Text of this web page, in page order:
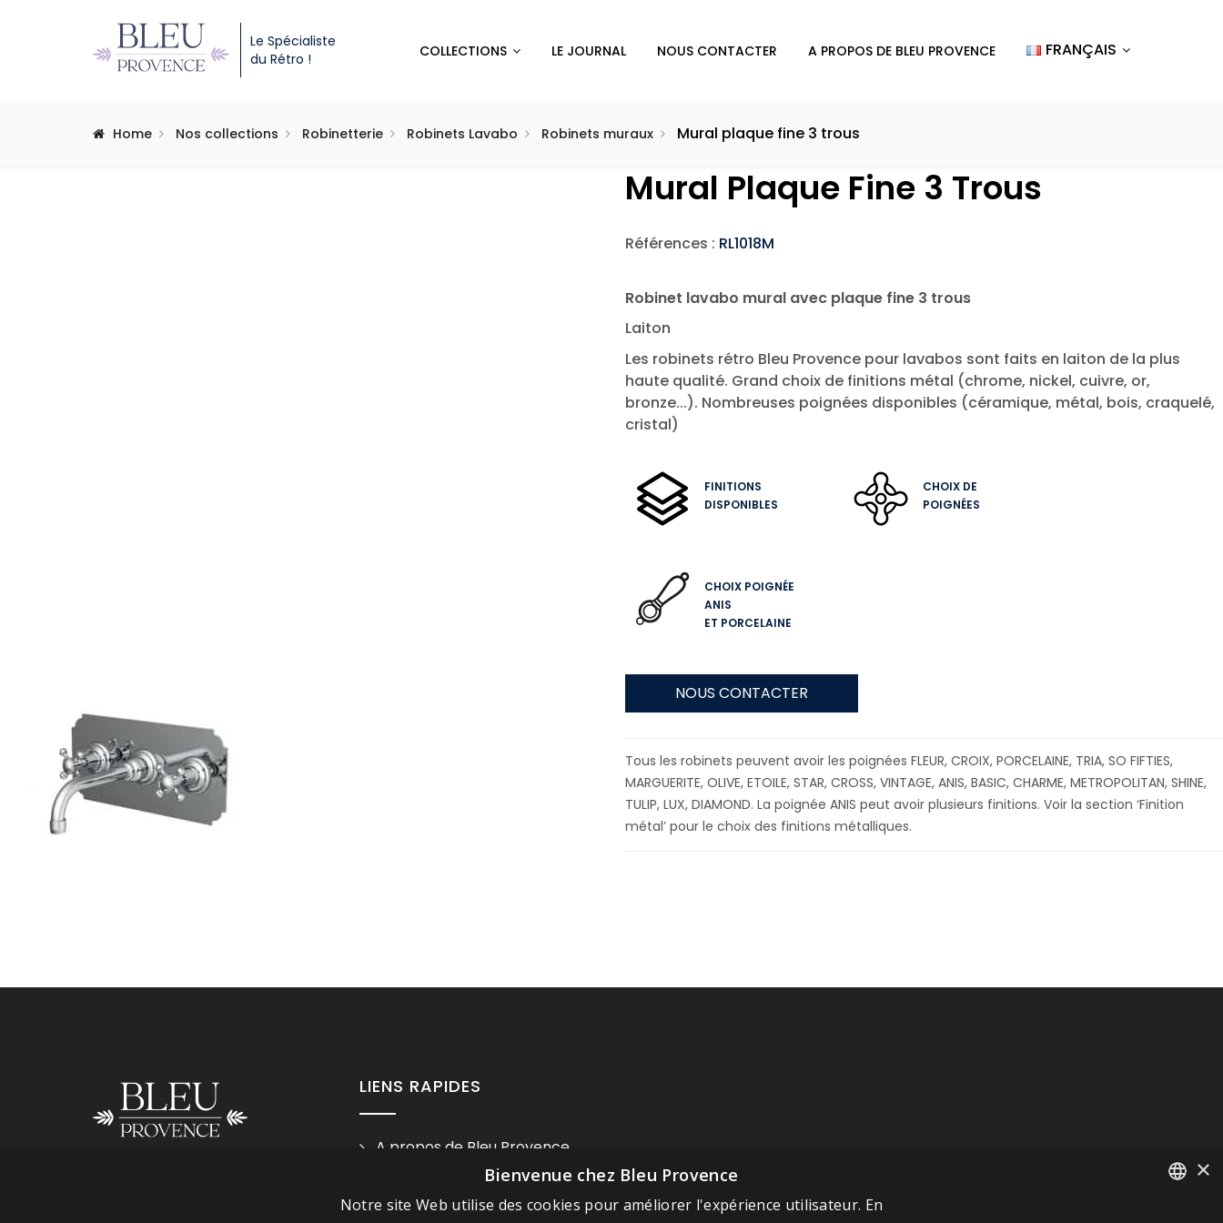
Le Spécialiste
du Rétro !
COLLECTIONS LE JOURNAL NOUS CONTACTER A PROPOS DE BLEU PROVENCE FRANÇAIS
Home Nos collections Robinetterie Robinets Lavabo Robinets muraux Mural plaque fine 3 trous
Mural Plaque Fine 3 Trous
Références : RL1018M
Robinet lavabo mural avec plaque fine 3 trous
Laiton
Les robinets rétro Bleu Provence pour lavabos sont faits en laiton de la plus
haute qualité. Grand choix de finitions métal (chrome, nickel, cuivre, or,
bronze...). Nombreuses poignées disponibles (céramique, métal, bois, craquelé,
cristal)
FINITIONS
DISPONIBLES
CHOIX DE
POIGNÉES
CHOIX POIGNÉE
ANIS
ET PORCELAINE
NOUS CONTACTER
Tous les robinets peuvent avoir les poignées FLEUR, CROIX, PORCELAINE, TRIA, SO FIFTIES,
MARGUERITE, OLIVE, ETOILE, STAR, CROSS, VINTAGE, ANIS, BASIC, CHARME, METROPOLITAN, SHINE,
TULIP, LUX, DIAMOND. La poignée ANIS peut avoir plusieurs finitions. Voir la section ‘Finition
métal’ pour le choix des finitions métalliques.
LIENS RAPIDES
A propos de Bleu Provence
Mentions légales
Conditions de vente
×
Bienvenue chez Bleu Provence
Notre site Web utilise des cookies pour améliorer l'expérience utilisateur. En